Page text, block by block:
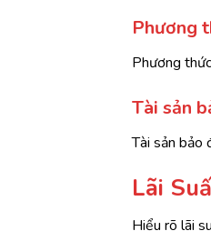
Phương
Phương
Tài sản
Tài sản bảo
Lãi
Hiểu rõ lãi